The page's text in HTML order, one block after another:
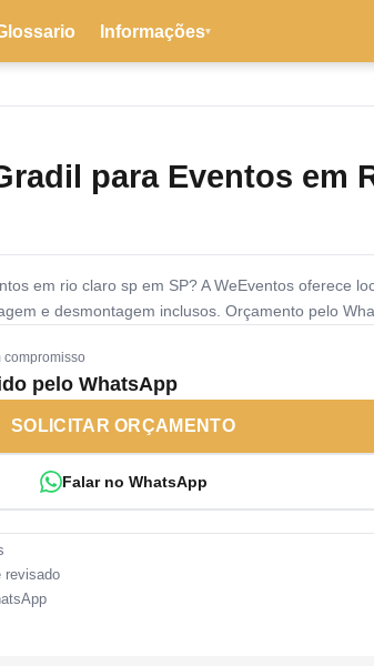
Informações▾
para Eventos em
em rio claro sp em SP? A WeEventos oferece
e desmontagem inclusos. Orçamento pelo
compromisso
pelo WhatsApp
SOLICITAR ORÇAMENTO
Falar no WhatsApp
revisado